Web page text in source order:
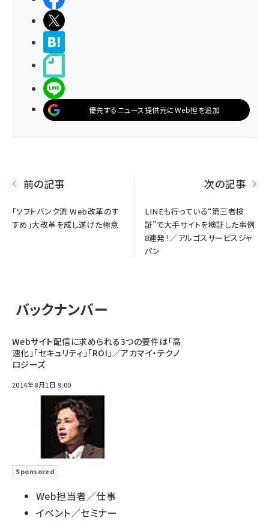
優先するニュース提供元にWeb担を追加
前の記事
「ソフトバンク流 Web改革のす
すめ」大改革を成し遂げた極意
次の記事
LINEも行っている“第三者検
証”で大手サイトを検証した事例
8連発！／アルゴスサービスジャ
パン
バックナンバー
Webサイト配信に求められる3つの要件は「高
速化」「セキュリティ」「ROI」／アカマイ・テクノ
ロジーズ
2014年8月1日 9:00
Sponsored
Web担当者／仕事
イベント／セミナー